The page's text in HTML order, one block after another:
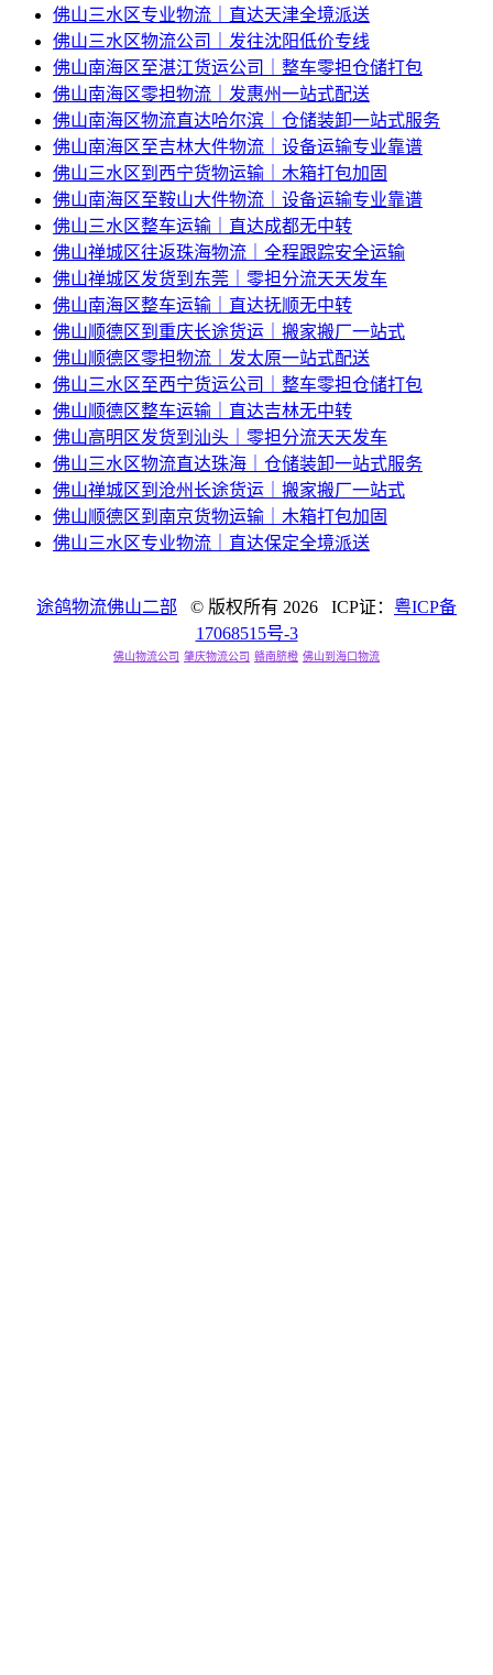
佛山三水区专业物流｜直达天津全境派送
佛山三水区物流公司｜发往沈阳低价专线
佛山南海区至湛江货运公司｜整车零担仓储打包
佛山南海区零担物流｜发惠州一站式配送
佛山南海区物流直达哈尔滨｜仓储装卸一站式服务
佛山南海区至吉林大件物流｜设备运输专业靠谱
佛山三水区到西宁货物运输｜木箱打包加固
佛山南海区至鞍山大件物流｜设备运输专业靠谱
佛山三水区整车运输｜直达成都无中转
佛山禅城区往返珠海物流｜全程跟踪安全运输
佛山禅城区发货到东莞｜零担分流天天发车
佛山南海区整车运输｜直达抚顺无中转
佛山顺德区到重庆长途货运｜搬家搬厂一站式
佛山顺德区零担物流｜发太原一站式配送
佛山三水区至西宁货运公司｜整车零担仓储打包
佛山顺德区整车运输｜直达吉林无中转
佛山高明区发货到汕头｜零担分流天天发车
佛山三水区物流直达珠海｜仓储装卸一站式服务
佛山禅城区到沧州长途货运｜搬家搬厂一站式
佛山顺德区到南京货物运输｜木箱打包加固
佛山三水区专业物流｜直达保定全境派送
途鸽物流佛山二部 © 版权所有 2026 ICP证： 粤ICP备
17068515号-3
佛山物流公司 肇庆物流公司 赣南脐橙 佛山到海口物流